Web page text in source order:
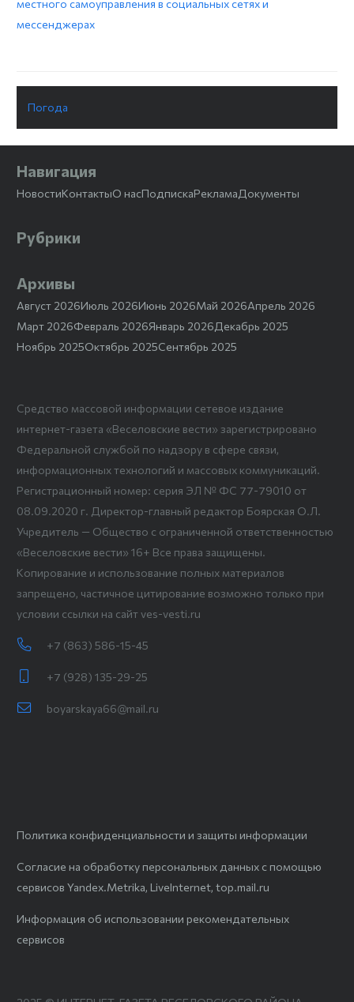
местного самоуправления в социальных сетях и
мессенджерах
Погода
Навигация
НовостиКонтактыО насПодпискаРекламаДокументы
Рубрики
Архивы
Август 2026Июль 2026Июнь 2026Май 2026Апрель 2026
Март 2026Февраль 2026Январь 2026Декабрь 2025
Ноябрь 2025Октябрь 2025Сентябрь 2025
Средство массовой информации сетевое издание
интернет-газета «Веселовские вести» зарегистрировано
Федеральной службой по надзору в сфере связи,
информационных технологий и массовых коммуникаций.
Регистрационный номер: серия ЭЛ № ФС 77-79010 от
08.09.2020 г. Директор-главный редактор Боярская О.Л.
Учредитель — Общество с ограниченной ответственностью
«Веселовские вести» 16+ Все права защищены.
Копирование и использование полных материалов
запрещено, частичное цитирование возможно только при
условии ссылки на сайт ves-vesti.ru
+7 (863) 586-15-45
+7 (928) 135-29-25
boyarskaya66@mail.ru
Политика конфиденциальности и защиты информации
Согласие на обработку персональных данных с помощью
сервисов Yandex.Metrika, LiveInternet, top.mail.ru
Информация об использовании рекомендательных
сервисов